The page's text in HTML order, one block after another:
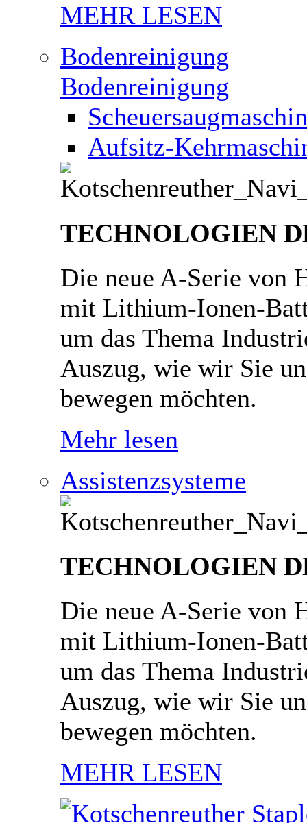
MEHR LESEN
Bodenreinigung
Bodenreinigung
Aufsitz-
TECHNOLOGIEN
Die neue A-Serie von
mit Lithium-Ionen-
um das Thema
Auszug, wie wir Sie
bewegen möchten.
Mehr lesen
Assistenzsysteme
TECHNOLOGIEN
Die neue A-Serie von
mit Lithium-Ionen-
um das Thema
Auszug, wie wir Sie
bewegen möchten.
MEHR LESEN